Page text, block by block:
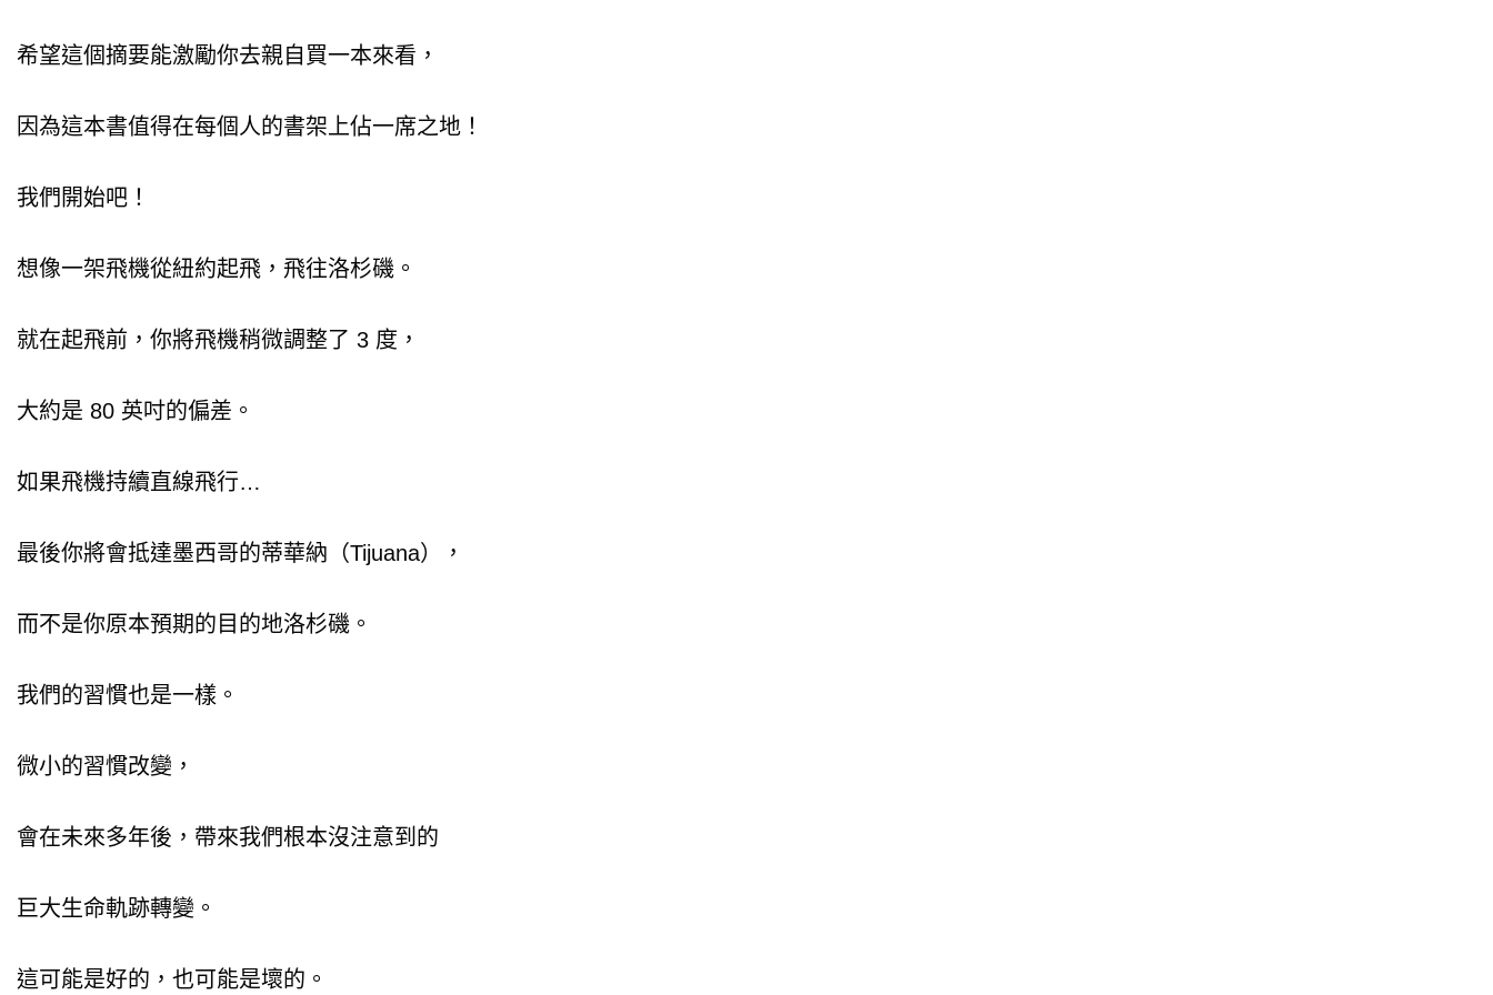
希望這個摘要能激勵你去親自買一本來看，
因為這本書值得在每個人的書架上佔一席之地！
我們開始吧！
想像一架飛機從紐約起飛，飛往洛杉磯。
就在起飛前，你將飛機稍微調整了 3 度，
大約是 80 英吋的偏差。
如果飛機持續直線飛行…
最後你將會抵達墨西哥的蒂華納（Tijuana），
而不是你原本預期的目的地洛杉磯。
我們的習慣也是一樣。
微小的習慣改變，
會在未來多年後，帶來我們根本沒注意到的
巨大生命軌跡轉變。
這可能是好的，也可能是壞的。